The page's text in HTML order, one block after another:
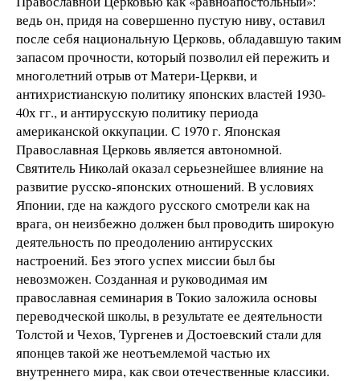
ведь он, придя на совершенно пустую ниву, оставил
после себя национальную Церковь, обладавшую таким
запасом прочности, который позволил ей пережить и
многолетний отрыв от Матери-Церкви, и
антихристианскую политику японских властей 1930-
40х гг., и антирусскую политику периода
американской оккупации. С 1970 г. Японская
Православная Церковь является автономной.
Святитель Николай оказал серьезнейшее влияние на
развитие русско-японских отношений. В условиях
Японии, где на каждого русского смотрели как на
врага, он неизбежно должен был проводить широкую
деятельность по преодолению антирусских
настроений. Без этого успех миссии был бы
невозможен. Созданная и руководимая им
православная семинария в Токио заложила основы
переводческой школы, в результате ее деятельности
Толстой и Чехов, Тургенев и Достоевский стали для
японцев такой же неотъемлемой частью их
внутреннего мира, как свои отечественные классики.